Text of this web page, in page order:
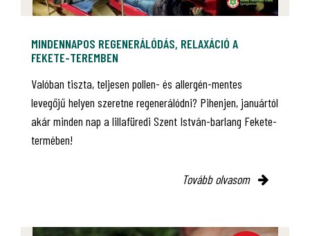
MINDENNAPOS REGENERÁLÓDÁS, RELAXÁCIÓ A
FEKETE-TEREMBEN
Valóban tiszta, teljesen pollen- és allergén-mentes
levegőjű helyen szeretne regenerálódni? Pihenjen, januártól
akár minden nap a lillafüredi Szent István-barlang Fekete-
termében!
Tovább olvasom